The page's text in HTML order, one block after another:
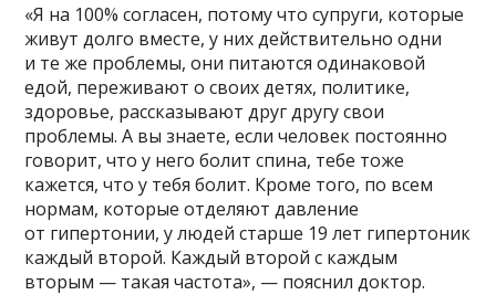
«Я на 100% согласен, потому что супруги, которые
живут долго вместе, у них действительно одни
и те же проблемы, они питаются одинаковой
едой, переживают о своих детях, политике,
здоровье, рассказывают друг другу свои
проблемы. А вы знаете, если человек постоянно
говорит, что у него болит спина, тебе тоже
кажется, что у тебя болит. Кроме того, по всем
нормам, которые отделяют давление
от гипертонии, у людей старше 19 лет гипертоник
каждый второй. Каждый второй с каждым
вторым — такая частота», — пояснил доктор.